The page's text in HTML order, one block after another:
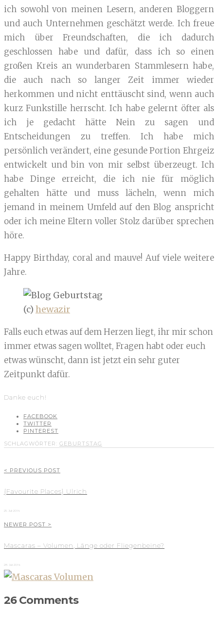
ich sowohl von meinen Lesern, anderen Bloggern
und auch Unternehmen geschätzt werde. Ich freue
mich über Freundschaften, die ich dadurch
geschlossen habe und dafür, dass ich so einen
großen Kreis an wunderbaren Stammlesern habe,
die auch nach so langer Zeit immer wieder
herkommen und nicht enttäuscht sind, wenn auch
kurz Funkstille herrscht. Ich habe gelernt öfter als
ich je gedacht hätte Nein zu sagen und
Entscheidungen zu treffen. Ich habe mich
persönlich verändert, eine gesunde Portion Ehrgeiz
entwickelt und bin von mir selbst überzeugt. Ich
habe Dinge erreicht, die ich nie für möglich
gehalten hätte und muss lächeln, wenn mich
jemand in meinem Umfeld auf den Blog anspricht
oder ich meine Eltern voller Stolz darüber sprechen
höre.
Happy Birthday, coral and mauve! Auf viele weitere
Jahre.
(c) hewazir
Falls euch etwas auf dem Herzen liegt, ihr mir schon
immer etwas sagen wolltet, Fragen habt oder euch
etwas wünscht, dann ist jetzt ein sehr guter
Zeitpunkt dafür.
Danke euch!
FACEBOOK
TWITTER
PINTEREST
SCHLAGWÖRTER: GEBURTSTAG
< PREVIOUS POST
{Favourite Places} Ulrich
25. Juli 2014
NEWER POST >
Mascaras – Volumen, Länge oder Fliegenbeine?
28. Juli 2014
26 Comments